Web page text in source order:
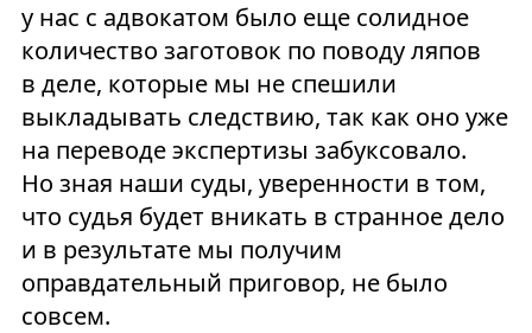
у нас с адвокатом было еще солидное
количество заготовок по поводу ляпов
в деле, которые мы не спешили
выкладывать следствию, так как оно уже
на переводе экспертизы забуксовало.
Но зная наши суды, уверенности в том,
что судья будет вникать в странное дело
и в результате мы получим
оправдательный приговор, не было
совсем.